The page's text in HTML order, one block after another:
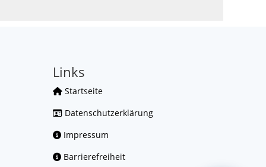
Links
Startseite
Datenschutzerklärung
Impressum
Barrierefreiheit